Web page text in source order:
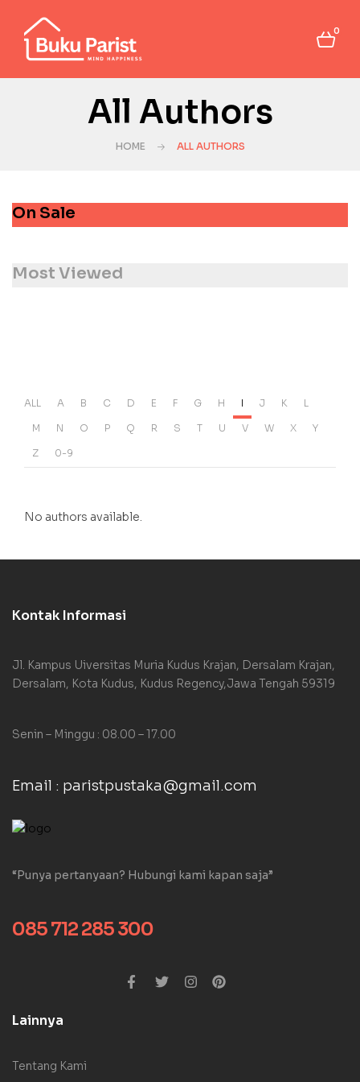
0
All Authors
HOME ALL AUTHORS
On Sale
Most Viewed
ALL A B C D E F G H I J K L
M N O P Q R S T U V W X Y
Z 0-9
No authors available.
Kontak Informasi
Jl. Kampus Uiversitas Muria Kudus Krajan, Dersalam Krajan,
Dersalam, Kota Kudus, Kudus Regency,Jawa Tengah 59319
Senin – Minggu : 08.00 – 17.00
Email : paristpustaka@gmail.com
“Punya pertanyaan? Hubungi kami kapan saja”
085 712 285 300
Lainnya
Tentang Kami